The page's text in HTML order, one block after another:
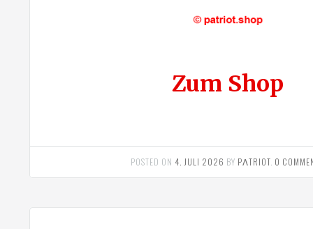
Zum Shop
POSTED ON 4. JULI 2026 BY PΛTRIOT 0